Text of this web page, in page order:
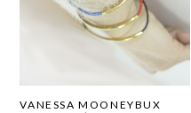
VANESSA MOONEYBUX